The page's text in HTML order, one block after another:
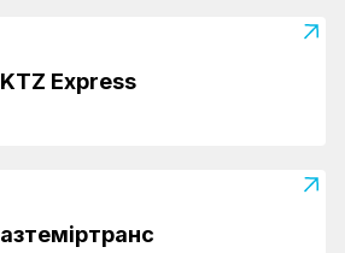
KTZ Express
Қазтеміртранс